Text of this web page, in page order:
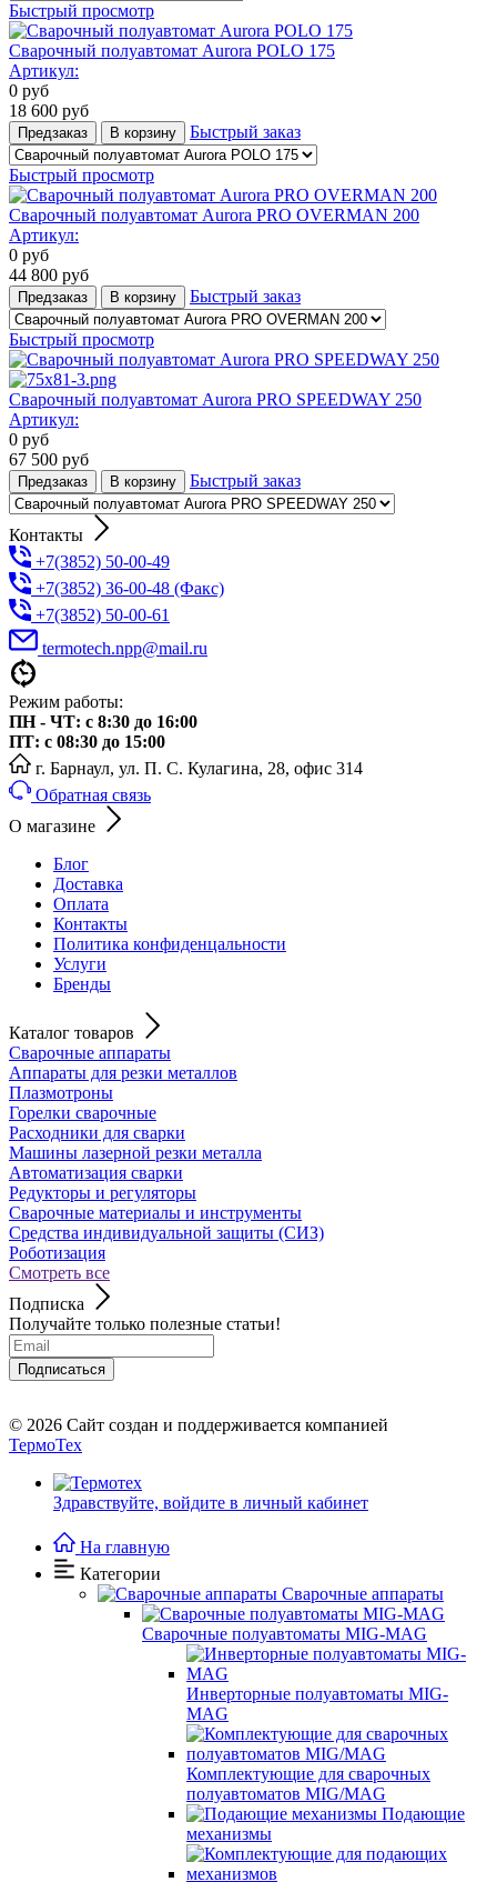
Быстрый просмотр
Сварочный полуавтомат Aurora POLO 175
Артикул:
0 руб
18 600 руб
Предзаказ В корзину Быстрый заказ
Быстрый просмотр
Сварочный полуавтомат Aurora PRO OVERMAN 200
Артикул:
0 руб
44 800 руб
Предзаказ В корзину Быстрый заказ
Быстрый просмотр
Сварочный полуавтомат Aurora PRO SPEEDWAY 250
Артикул:
0 руб
67 500 руб
Предзаказ В корзину Быстрый заказ
Контакты
+7(3852) 50-00-49
+7(3852) 36-00-48 (Факс)
+7(3852) 50-00-61
termotech.npp@mail.ru
Режим работы:
ПН - ЧТ: с 8:30 до 16:00
ПТ: с 08:30 до 15:00
г. Барнаул, ул. П. С. Кулагина, 28, офис 314
Обратная связь
О магазине
Блог
Доставка
Оплата
Контакты
Политика конфиденцальности
Услуги
Бренды
Каталог товаров
Сварочные аппараты
Аппараты для резки металлов
Плазмотроны
Горелки сварочные
Расходники для сварки
Машины лазерной резки металла
Автоматизация сварки
Редукторы и регуляторы
Сварочные материалы и инструменты
Средства индивидуальной защиты (СИЗ)
Роботизация
Смотреть все
Подписка
Получайте только полезные статьи!
Подписаться
© 2026 Сайт создан и поддерживается компанией
ТермоТех
Здравствуйте, войдите в личный кабинет
На главную
Категории
Сварочные аппараты
Сварочные полуавтоматы MIG-MAG
Инверторные полуавтоматы MIG-
MAG
Комплектующие для сварочных
полуавтоматов MIG/MAG
Подающие
механизмы